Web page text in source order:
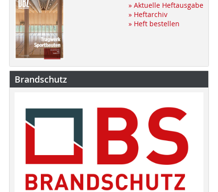
» Aktuelle Heftausgabe
» Heftarchiv
» Heft bestellen
Brandschutz